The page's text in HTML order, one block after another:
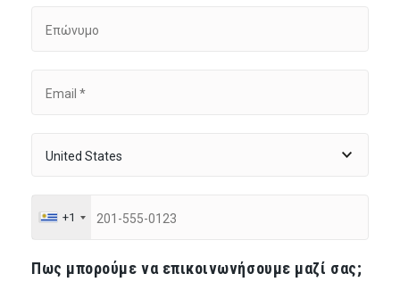
+1
Πως μπορούμε να επικοινωνήσουμε μαζί σας;